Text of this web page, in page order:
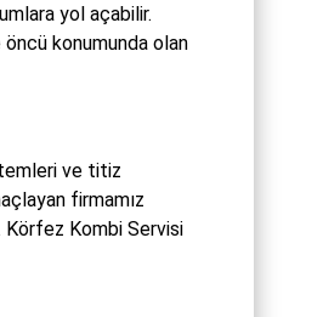
yol açabilir.
konumunda olan
ve titiz
firmamız
Kombi Servisi